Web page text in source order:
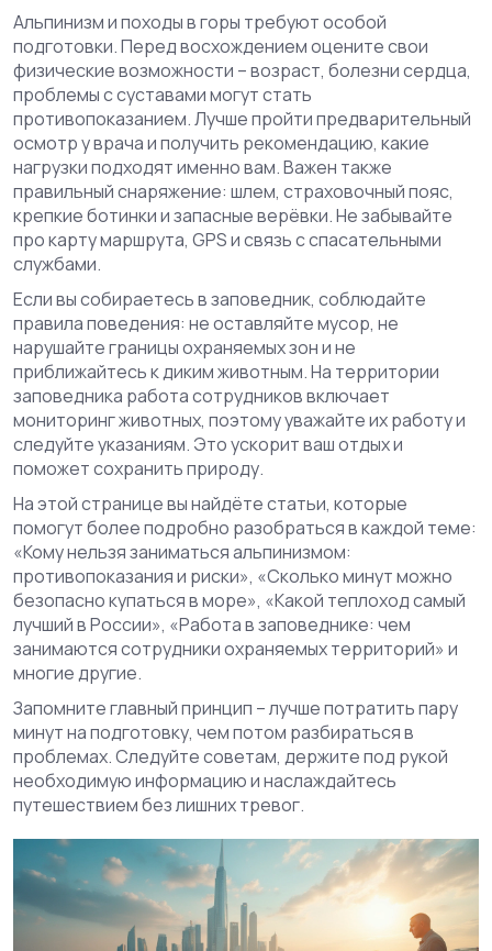
Альпинизм и походы в горы требуют особой
подготовки. Перед восхождением оцените свои
физические возможности – возраст, болезни сердца,
проблемы с суставами могут стать
противопоказанием. Лучше пройти предварительный
осмотр у врача и получить рекомендацию, какие
нагрузки подходят именно вам. Важен также
правильный снаряжение: шлем, страховочный пояс,
крепкие ботинки и запасные верёвки. Не забывайте
про карту маршрута, GPS и связь с спасательными
службами.
Если вы собираетесь в заповедник, соблюдайте
правила поведения: не оставляйте мусор, не
нарушайте границы охраняемых зон и не
приближайтесь к диким животным. На территории
заповедника работа сотрудников включает
мониторинг животных, поэтому уважайте их работу и
следуйте указаниям. Это ускорит ваш отдых и
поможет сохранить природу.
На этой странице вы найдёте статьи, которые
помогут более подробно разобраться в каждой теме:
«Кому нельзя заниматься альпинизмом:
противопоказания и риски», «Сколько минут можно
безопасно купаться в море», «Какой теплоход самый
лучший в России», «Работа в заповеднике: чем
занимаются сотрудники охраняемых территорий» и
многие другие.
Запомните главный принцип – лучше потратить пару
минут на подготовку, чем потом разбираться в
проблемах. Следуйте советам, держите под рукой
необходимую информацию и наслаждайтесь
путешествием без лишних тревог.